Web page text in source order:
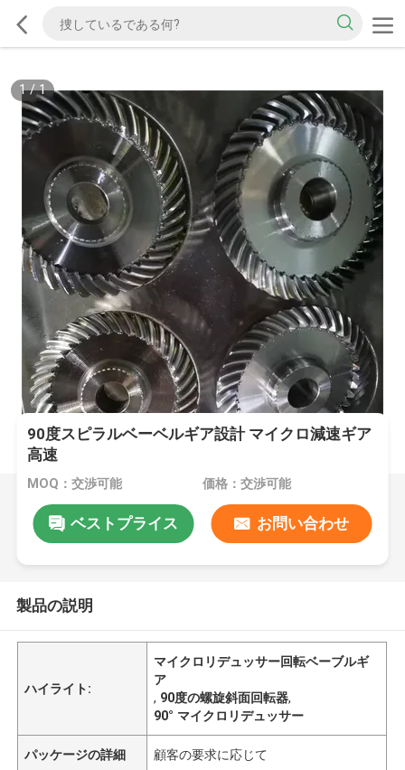
1/1
90度スピラルベーベルギア設計 マイクロ減速ギア
高速
MOQ：交渉可能 価格：交渉可能
ベストプライス お問い合わせ
製品の説明
ハイライト:
マイクロリデュッサー回転ベーブルギ
ア
, 90度の螺旋斜面回転器,
90° マイクロリデュッサー
パッケージの詳細 顧客の要求に応じて